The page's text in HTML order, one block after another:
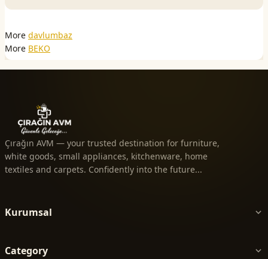
More davlumbaz
More BEKO
Çırağın AVM — your trusted destination for furniture,
white goods, small appliances, kitchenware, home
textiles and carpets. Confidently into the future...
Kurumsal
Category